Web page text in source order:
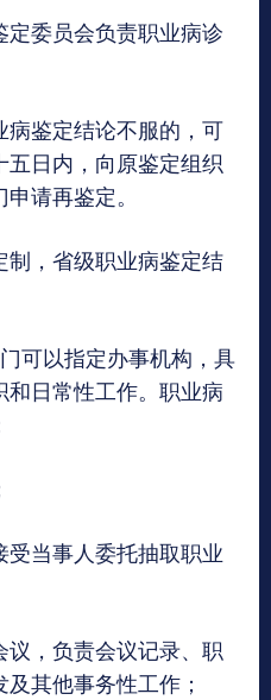
委员会负责职业病诊
鉴定结论不服的，可
日内，向原鉴定组织
请再鉴定。
，省级职业病鉴定结
可以指定办事机构，具
日常性工作。职业病
受当事人委托抽取职业
议，负责会议记录、职
其他事务性工作；